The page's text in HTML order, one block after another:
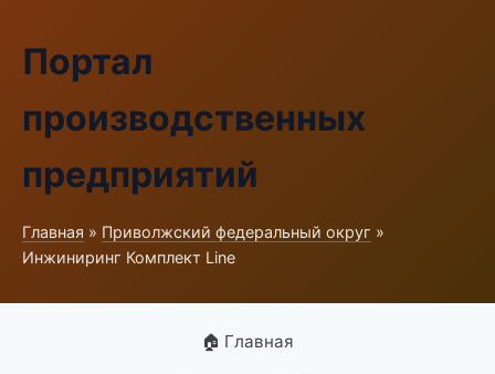
Портал
производственных
предприятий
Главная » Приволжский федеральный округ »
Инжиниринг Комплект Line
🏠 Главная